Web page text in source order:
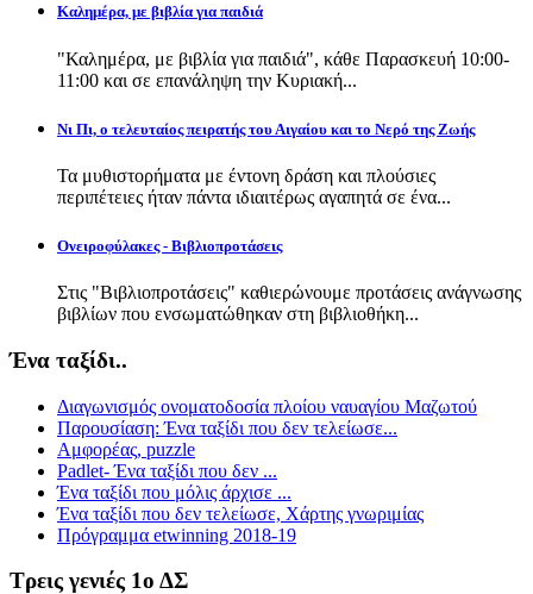
Καλημέρα, με βιβλία για παιδιά
"Καλημέρα, με βιβλία για παιδιά", κάθε Παρασκευή 10:00-
11:00 και σε επανάληψη την Κυριακή...
Νι Πι, ο τελευταίος πειρατής του Αιγαίου και το Νερό της Ζωής
Τα μυθιστορήματα με έντονη δράση και πλούσιες
περιπέτειες ήταν πάντα ιδιαιτέρως αγαπητά σε ένα...
Ονειροφύλακες - Βιβλιοπροτάσεις
Στις "Βιβλιοπροτάσεις" καθιερώνουμε προτάσεις ανάγνωσης
βιβλίων που ενσωματώθηκαν στη βιβλιοθήκη...
Ένα ταξίδι..
Διαγωνισμός ονοματοδοσία πλοίου ναυαγίου Μαζωτού
Παρουσίαση: Ένα ταξίδι που δεν τελείωσε...
Αμφορέας, puzzle
Padlet- Ένα ταξίδι που δεν ...
Ένα ταξίδι που μόλις άρχισε ...
Ένα ταξίδι που δεν τελείωσε, Χάρτης γνωριμίας
Πρόγραμμα etwinning 2018-19
Τρεις γενιές 1ο ΔΣ